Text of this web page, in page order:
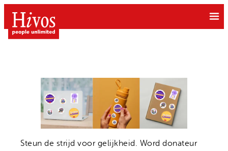
naar
de
Steun de strijd voor gelijkheid. Word donateur
Doe mee
Wat we doen